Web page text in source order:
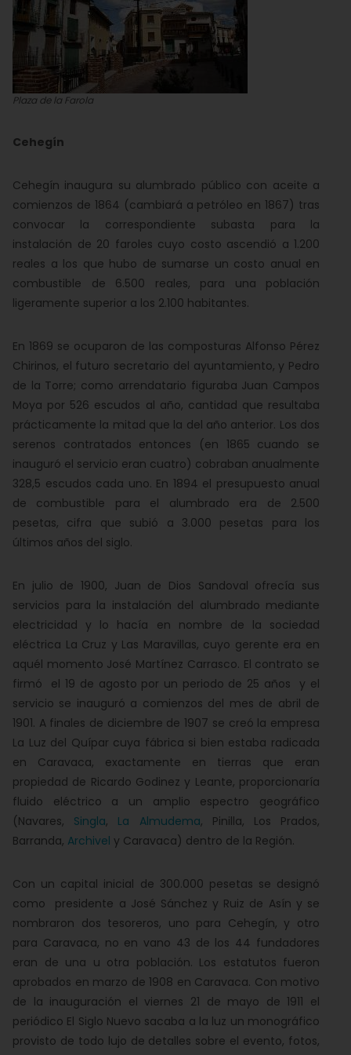
Plaza de la Farola
Cehegín
Cehegín inaugura su alumbrado público con aceite a
comienzos de 1864 (cambiará a petróleo en 1867) tras
convocar la correspondiente subasta para la
instalación de 20 faroles cuyo costo ascendió a 1.200
reales a los que hubo de sumarse un costo anual en
combustible de 6.500 reales, para una población
ligeramente superior a los 2.100 habitantes.
En 1869 se ocuparon de las composturas Alfonso Pérez
Chirinos, el futuro secretario del ayuntamiento, y Pedro
de la Torre; como arrendatario figuraba Juan Campos
Moya por 526 escudos al año, cantidad que resultaba
prácticamente la mitad que la del año anterior. Los dos
serenos contratados entonces (en 1865 cuando se
inauguró el servicio eran cuatro) cobraban anualmente
328,5 escudos cada uno. En 1894 el presupuesto anual
de combustible para el alumbrado era de 2.500
pesetas, cifra que subió a 3.000 pesetas para los
últimos años del siglo.
En julio de 1900, Juan de Dios Sandoval ofrecía sus
servicios para la instalación del alumbrado mediante
electricidad y lo hacía en nombre de la sociedad
eléctrica La Cruz y Las Maravillas, cuyo gerente era en
aquél momento José Martínez Carrasco. El contrato se
firmó el 19 de agosto por un periodo de 25 años y el
servicio se inauguró a comienzos del mes de abril de
1901. A finales de diciembre de 1907 se creó la empresa
La Luz del Quípar cuya fábrica si bien estaba radicada
en Caravaca, exactamente en tierras que eran
propiedad de Ricardo Godinez y Leante, proporcionaría
fluido eléctrico a un amplio espectro geográfico
(Navares, Singla, La Almudema, Pinilla, Los Prados,
Barranda, Archivel y Caravaca) dentro de la Región.
Con un capital inicial de 300.000 pesetas se designó
como presidente a José Sánchez y Ruiz de Asín y se
nombraron dos tesoreros, uno para Cehegín, y otro
para Caravaca, no en vano 43 de los 44 fundadores
eran de una u otra población. Los estatutos fueron
aprobados en marzo de 1908 en Caravaca. Con motivo
de la inauguración el viernes 21 de mayo de 1911 el
periódico El Siglo Nuevo sacaba a la luz un monográfico
provisto de todo lujo de detalles sobre el evento, fotos,